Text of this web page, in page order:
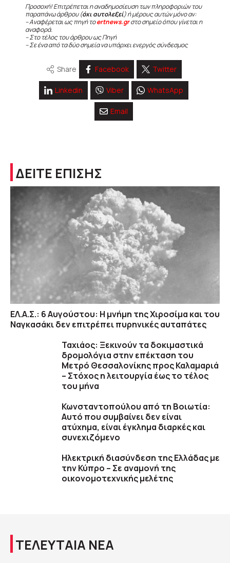
Προσοχή! Επιτρέπεται η αναδημοσίευση των πληροφοριών του
παραπάνω άρθρου (όχι αυτολεξεί) ή μέρους αυτών μόνο αν:
– Αναφέρεται ως πηγή τοertnews.grστο σημείο όπου γίνεται η
αναφορά.
– Στο τέλος του άρθρου ως Πηγή
– Σε ένα από τα δύο σημεία να υπάρχει ενεργός σύνδεσμος
Share Facebook Twitter
Linkedin Viber WhatsApp
Email
ΔΕΙΤΕ ΕΠΙΣΗΣ
ΕΛ.Α.Σ.: 6 Αυγούστου: Η μνήμη της Χιροσίμα και του
Ναγκασάκι δεν επιτρέπει πυρηνικές αυταπάτες
Ταχιάος: Ξεκινούν τα δοκιμαστικά
δρομολόγια στην επέκταση του
Μετρό Θεσσαλονίκης προς Καλαμαριά
– Στόχος η λειτουργία έως το τέλος
του μήνα
Κωνσταντοπούλου από τη Βοιωτία:
Αυτό που συμβαίνει δεν είναι
ατύχημα, είναι έγκλημα διαρκές και
συνεχιζόμενο
Ηλεκτρική διασύνδεση της Ελλάδας με
την Κύπρο – Σε αναμονή της
οικονομοτεχνικής μελέτης
ΤΕΛΕΥΤΑΙΑ ΝΕΑ